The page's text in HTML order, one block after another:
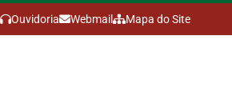
Ouvidoria Webmail Mapa do Site